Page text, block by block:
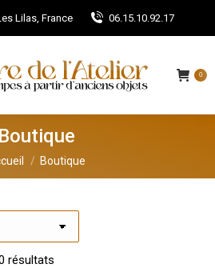
Lilas, France 06.15.10.92.17
0
Boutique
êtes ici :Boutique
résultats